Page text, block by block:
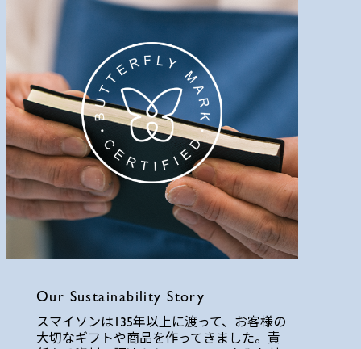
Our Sustainability Story
スマイソンは135年以上に渡って、お客様の
大切なギフトや商品を作ってきました。責